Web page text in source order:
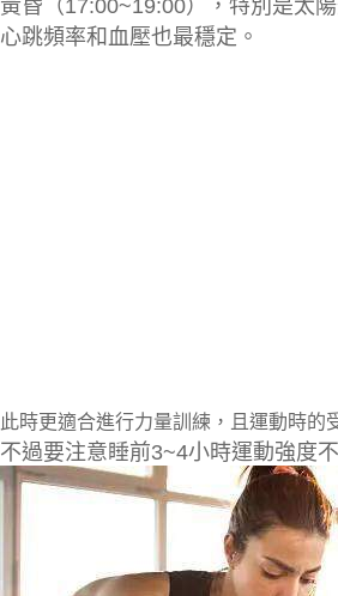
黃昏（17:00~19:00），特別是太
心跳頻率和血壓也最穩定。
此時更適合進行力量訓練 ，且運動時的
不過要注意睡前3~4小時運動強度